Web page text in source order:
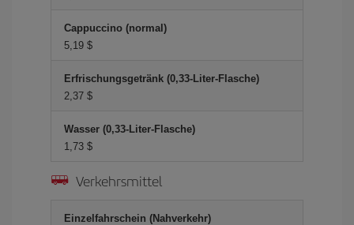
Cappuccino (normal)
5,19 $
Erfrischungsgetränk (0,33-Liter-Flasche)
2,37 $
Wasser (0,33-Liter-Flasche)
1,73 $
Verkehrsmittel
Einzelfahrschein (Nahverkehr)